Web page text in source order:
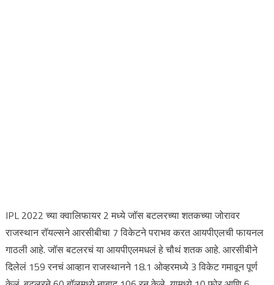
IPL 2022 च्या क्वालिफायर 2 मध्ये जॉस बटलरच्या शतकच्या जोरावर
राजस्थान रॉयल्सने आरसीबीचा 7 विकेटने पराभव करत आयपीएलची फायनल
गाठली आहे. जॉस बटलरचं या आयपीएलमधलं हे चौथं शतक आहे. आरसीबीने
दिलेलं 159 रनचं आव्हान राजस्थानने 18.1 ओव्हरमध्ये 3 विकेट गमावून पूर्ण